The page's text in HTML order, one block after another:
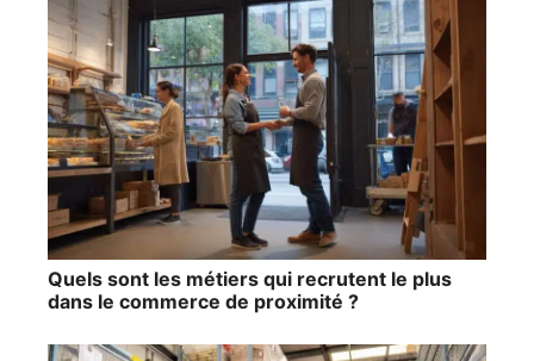
Quels sont les métiers qui recrutent le plus
dans le commerce de proximité ?